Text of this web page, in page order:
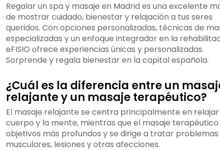
Regalar un spa y masaje en Madrid es una excelente
de mostrar cuidado, bienestar y relajación a tus seres
queridos. Con opciones personalizadas, técnicas de
especializadas y un enfoque integrador en la
eFISIO ofrece experiencias únicas y personalizadas.
Sorprende y regala bienestar en la capital española.
¿Cuál es la diferencia entre un
relajante y un masaje terapéutico?
El masaje relajante se centra principalmente en
cuerpo y la mente, mientras que el masaje
objetivos más profundos y se dirige a tratar problemas
musculares, lesiones y otras afecciones.